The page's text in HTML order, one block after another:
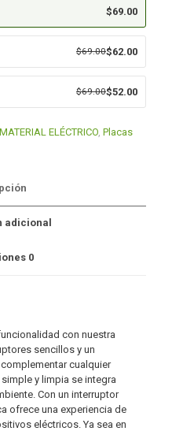
$69.00
$69.00$62.00
$69.00$52.00
MATERIAL ELÉCTRICO Placas
adicional
0
con nuestra
sencillos y un
cualquier
y limpia se integra
Con un interruptor
ofrece una experiencia de
eléctricos. Ya sea en